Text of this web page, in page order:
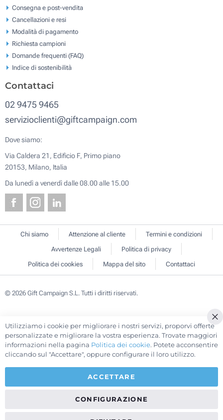
Consegna e post-vendita
Cancellazioni e resi
Modalità di pagamento
Richiesta campioni
Domande frequenti (FAQ)
Indice di sostenibilità
Contattaci
02 9475 9465
servizioclienti@giftcampaign.com
Dove siamo:
Via Caldera 21, Edificio F, Primo piano
20153, Milano, Italia
Da lunedì a venerdì dalle 08.00 alle 15.00
Chi siamo Attenzione al cliente
Termini e condizioni
Avvertenze Legali
Politica di privacy
Politica dei cookies
Mappa del sito Contattaci
© 2026 Gift Campaign S.L. Tutti i diritti riservati.
Utilizziamo i cookie per migliorare i nostri servizi, proporvi offerte
personalizzate e migliorare la vostra esperienza. Trovate maggiori
informazioni nella pagina Politica dei cookie. Potete acconsentire
cliccando sul "Accettare", oppure configurare il loro utilizzo.
ACCETTARE
CONFIGURAZIONE